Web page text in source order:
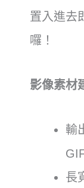
置入進去
囉！
影像素材
輸
長